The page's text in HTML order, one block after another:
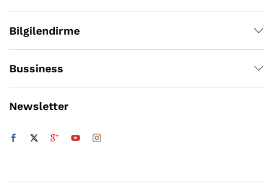
Bilgilendirme
Bussiness
Newsletter